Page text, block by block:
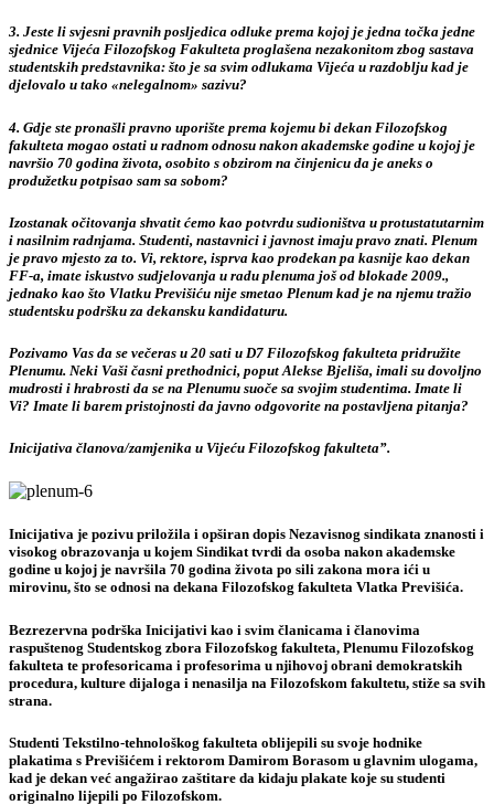
3. Jeste li svjesni pravnih posljedica odluke prema kojoj je jedna točka jedne
sjednice Vijeća Filozofskog Fakulteta proglašena nezakonitom zbog sastava
studentskih predstavnika: što je sa svim odlukama Vijeća u razdoblju kad je
djelovalo u tako «nelegalnom» sazivu?
4. Gdje ste pronašli pravno uporište prema kojemu bi dekan Filozofskog
fakulteta mogao ostati u radnom odnosu nakon akademske godine u kojoj je
navršio 70 godina života, osobito s obzirom na činjenicu da je aneks o
produžetku potpisao sam sa sobom?
Izostanak očitovanja shvatit ćemo kao potvrdu sudioništva u protustatutarnim
i nasilnim radnjama. Studenti, nastavnici i javnost imaju pravo znati. Plenum
je pravo mjesto za to. Vi, rektore, isprva kao prodekan pa kasnije kao dekan
FF-a, imate iskustvo sudjelovanja u radu plenuma još od blokade 2009.,
jednako kao što Vlatku Previšiću nije smetao Plenum kad je na njemu tražio
studentsku podršku za dekansku kandidaturu.
Pozivamo Vas da se večeras u 20 sati u D7 Filozofskog fakulteta pridružite
Plenumu. Neki Vaši časni prethodnici, poput Alekse Bjeliša, imali su dovoljno
mudrosti i hrabrosti da se na Plenumu suoče sa svojim studentima. Imate li
Vi? Imate li barem pristojnosti da javno odgovorite na postavljena pitanja?
Inicijativa članova/zamjenika u Vijeću Filozofskog fakulteta”.
Inicijativa je pozivu priložila i opširan dopis Nezavisnog sindikata znanosti i
visokog obrazovanja u kojem Sindikat tvrdi da osoba nakon akademske
godine u kojoj je navršila 70 godina života po sili zakona mora ići u
mirovinu, što se odnosi na dekana Filozofskog fakulteta Vlatka Previšića.
Bezrezervna podrška Inicijativi kao i svim članicama i članovima
raspuštenog Studentskog zbora Filozofskog fakulteta, Plenumu Filozofskog
fakulteta te profesoricama i profesorima u njihovoj obrani demokratskih
procedura, kulture dijaloga i nenasilja na Filozofskom fakultetu, stiže sa svih
strana.
Studenti Tekstilno-tehnološkog fakulteta oblijepili su svoje hodnike
plakatima s Previšićem i rektorom Damirom Borasom u glavnim ulogama,
kad je dekan već angažirao zaštitare da kidaju plakate koje su studenti
originalno lijepili po Filozofskom.